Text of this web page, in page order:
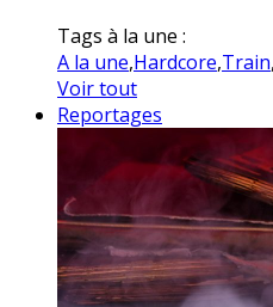
Tags à la une :
A la une,Hardcore,Train,
Voir tout
Reportages